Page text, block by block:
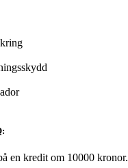
en kredit om 10000 kronor.